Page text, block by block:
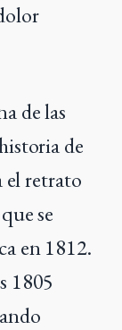
de las
de
el retrato
se
en 1812.
1805